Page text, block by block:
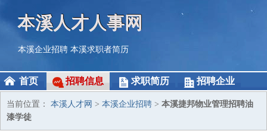
本溪人才人事网
本溪企业招聘 本溪求职者简历
首页 招聘信息 求职简历 招聘企业
当前位置： 本溪人才网 > 本溪企业招聘 > 本溪捷邦物业管理招聘油
漆学徒